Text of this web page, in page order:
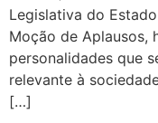
Legislativa do
Moção de Aplausos,
personalidades que
relevante à
[…]